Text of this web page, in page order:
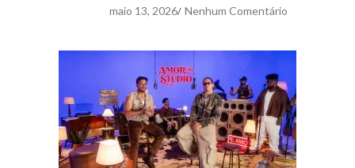
maio 13, 2026/ Nenhum Comentário